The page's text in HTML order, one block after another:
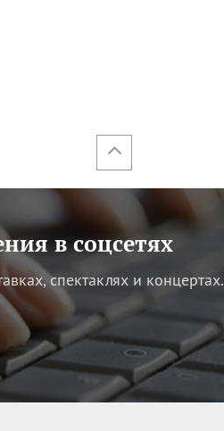
в соцсетях
спектаклях и концертах.